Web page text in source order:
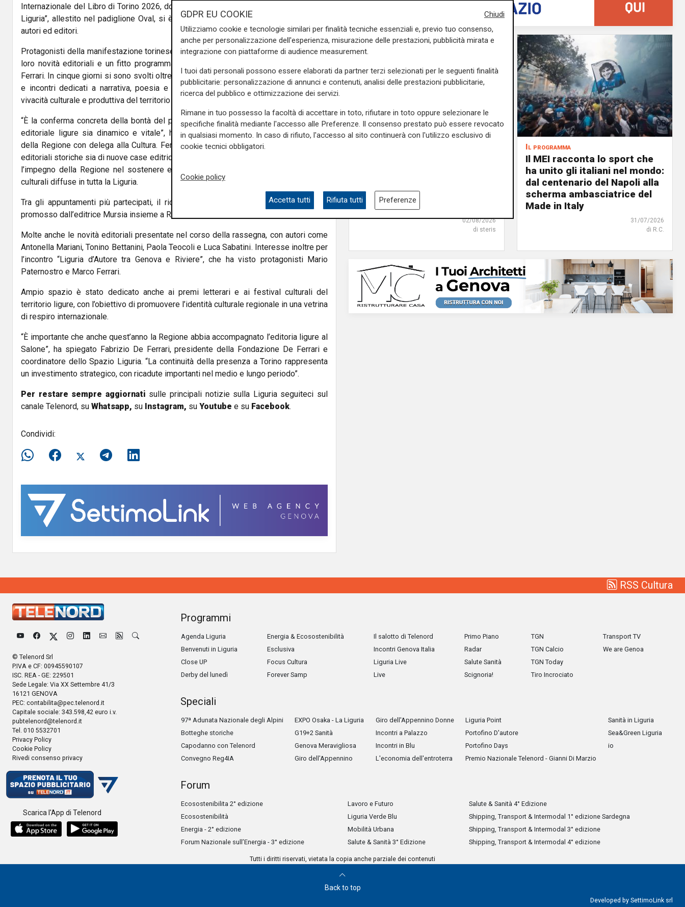
Internazionale del Libro di Torino 2026, dove per il terzo anno consecutivo lo “Spazio
Liguria”, allestito nel padiglione Oval, si è confermato punto di incontro tra pubblico,
autori ed editori.
Protagonisti della manifestazione torinese sono stati 37 editori liguri, presenti con le
loro novità editoriali e un fitto programma di eventi coordinati dalla
Ferrari. In cinque giorni si sono svolti oltre 60 appuntamenti tra presentazioni, dialoghi
e incontri dedicati a narrativa, poesia e saggistica, offrendo una panoramica della
vivacità culturale e produttiva del territorio ligure.
“È la conferma concreta della bontà del percorso intrapreso e di quanto il comparto
editoriale ligure sia dinamico e vitale”, ha dichiaratoSimona Ferro, vicepresidente
della Regione con delega alla Cultura. Ferro ha sottolineato la presenza sia di realtà
editoriali storiche sia di nuove case editrici nate recentemente sul territorio, ribadendo
l’impegno della Regione nel sostenere e valorizzare il settore attraverso iniziative
culturali diffuse in tutta la Liguria.
Tra gli appuntamenti più partecipati, il ricordo dello scrittore ligureMario Dentone ,
promosso dall’editrice Mursia insieme a Rita Migliaro, vedova dell’autore.
Molte anche le novità editoriali presentate nel corso della rassegna, con autori come
Antonella Mariani,Tonino Bettanini, Paola Teocolie Luca Sabatini. Interesse inoltre per
l’incontro “Liguria d’Autore tra Genova e Riviere”, che ha visto protagonisti Mario
Paternostro e Marco Ferrari.
Ampio spazio è stato dedicato anche ai premi letterari e ai festival culturali del
territorio ligure, con l’obiettivo di promuovere l’identità culturale regionale in una vetrina
di respiro internazionale.
“È importante che anche quest’anno la Regione abbia accompagnato l’editoria ligure al
Salone”, ha spiegato Fabrizio De Ferrari, presidente della Fondazione De Ferrari e
coordinatore dello Spazio Liguria. “La continuità della presenza a Torino rappresenta
un investimento strategico, con ricadute importanti nel medio e lungo periodo”.
Per restare sempre aggiornati sulle principali notizie sulla Liguria seguiteci sul
canale Telenord, su Whatsapp, su Instagram, su Youtube e su Facebook.
Condividi:
viaggio tra Bach, Poulenc,
Griffes e Liszt
02/08/2026
di steris
Il programma
Il MEI racconta lo sport che
ha unito gli italiani nel mondo:
dal centenario del Napoli alla
scherma ambasciatrice del
Made in Italy
31/07/2026
di R.C.
RSS Cultura
© Telenord Srl
P.IVA e CF: 00945590107
ISC. REA - GE: 229501
Sede Legale: Via XX Settembre 41/3
16121 GENOVA
PEC: contabilita@pec.telenord.it
Capitale sociale: 343.598,42 euro i.v.
pubtelenord@telenord.it
Tel. 010 5532701
Privacy Policy
Cookie Policy
Rivedi consenso privacy
Scarica l'App di Telenord
Programmi
Agenda Liguria
Benvenuti in Liguria
Close UP
Derby del lunedì
Energia & Ecosostenibilità
Esclusiva
Focus Cultura
Forever Samp
Il salotto di Telenord
Incontri Genova Italia
Liguria Live
Live
Primo Piano
Radar
Salute Sanità
Scignoria!
TGN
TGN Calcio
TGN Today
Tiro Incrociato
Transport TV
We are Genoa
Speciali
97ª Adunata Nazionale degli Alpini
Botteghe storiche
Capodanno con Telenord
Convegno Reg4IA
EXPO Osaka - La Liguria
G19+2 Sanità
Genova Meravigliosa
Giro dell'Appennino
Giro dell'Appennino Donne
Incontri a Palazzo
Incontri in Blu
L'economia dell'entroterra
Liguria Point
Portofino D'autore
Portofino Days
Premio Nazionale Telenord - Gianni Di Marzio
Sanità in Liguria
Sea&Green Liguria
io
Forum
Ecosostenibilita 2° edizione
Ecosostenibilità
Energia - 2° edizione
Forum Nazionale sull’Energia - 3° edizione
Lavoro e Futuro
Liguria Verde Blu
Mobilità Urbana
Salute & Sanità 3° Edizione
Salute & Sanità 4° Edizione
Shipping, Transport & Intermodal 1° edizione Sardegna
Shipping, Transport & Intermodal 3° edizione
Shipping, Transport & Intermodal 4° edizione
Tutti i diritti riservati, vietata la copia anche parziale dei contenuti
Back to top
Developed by SettimoLink srl
Chiudi
GDPR EU COOKIE
Utilizziamo cookie e tecnologie similari per finalità tecniche essenziali e, previo tuo consenso,
anche per personalizzazione dell'esperienza, misurazione delle prestazioni, pubblicità mirata e
integrazione con piattaforme di audience measurement.
I tuoi dati personali possono essere elaborati da partner terzi selezionati per le seguenti finalità
pubblicitarie: personalizzazione di annunci e contenuti, analisi delle prestazioni pubblicitarie,
ricerca del pubblico e ottimizzazione dei servizi.
Rimane in tuo possesso la facoltà di accettare in toto, rifiutare in toto oppure selezionare le
specifiche finalità mediante l'accesso alle Preferenze. Il consenso prestato può essere revocato
in qualsiasi momento. In caso di rifiuto, l'accesso al sito continuerà con l'utilizzo esclusivo di
cookie tecnici obbligatori.
Cookie policy
Accetta tutti Rifiuta tutti Preferenze